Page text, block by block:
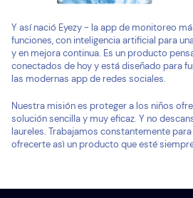
Y así nació Eyezy - la app de monitoreo
funciones, con inteligencia artificial para
y en mejora continua. Es un producto
conectados de hoy y está diseñado para
las modernas app de redes sociales.
Nuestra misión es proteger a los niños
solución sencilla y muy eficaz. Y no
laureles. Trabajamos constantemente
ofrecerte asì un producto que esté